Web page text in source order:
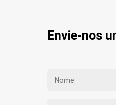
Envie-nos